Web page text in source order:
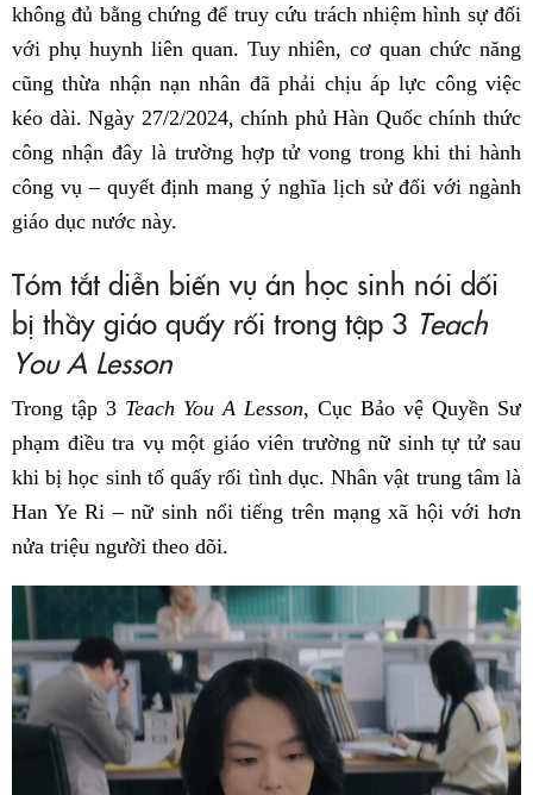
không đủ bằng chứng để truy cứu trách nhiệm hình sự đối
với phụ huynh liên quan. Tuy nhiên, cơ quan chức năng
cũng thừa nhận nạn nhân đã phải chịu áp lực công việc
kéo dài. Ngày 27/2/2024, chính phủ Hàn Quốc chính thức
công nhận đây là trường hợp tử vong trong khi thi hành
công vụ – quyết định mang ý nghĩa lịch sử đối với ngành
giáo dục nước này.
Tóm tắt diễn biến vụ án học sinh nói dối
bị thầy giáo quấy rối trong tập 3 Teach
You A Lesson
Trong tập 3 Teach You A Lesson, Cục Bảo vệ Quyền Sư
phạm điều tra vụ một giáo viên trường nữ sinh tự tử sau
khi bị học sinh tố quấy rối tình dục. Nhân vật trung tâm là
Han Ye Ri – nữ sinh nổi tiếng trên mạng xã hội với hơn
nửa triệu người theo dõi.